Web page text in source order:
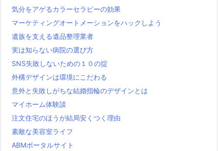
気分をアゲるカラーセラピーの効果
マーケティングオートメーションをハックしよう
遺族を支える遺品整理業者
実は知らない病院の選び方
SNS失敗しないための１０の掟
外構デザインは環境にこだわる
意外と失敗しがちな結婚指輪のデザインとは
マイホーム体験談
注文住宅のほうが結局安くつく理由
素敵な美容室ライフ
ABMポータルサイト